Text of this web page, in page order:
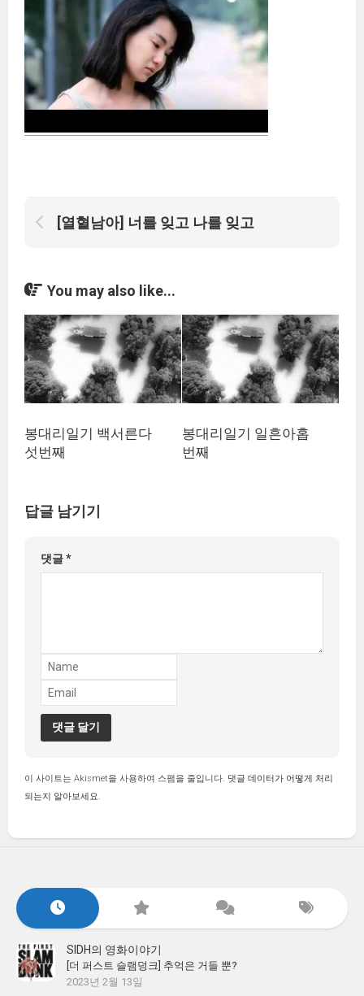
[열혈남아] 너를 잊고 나를 잊고
You may also like...
봉대리일기 백서른다
섯번째
봉대리일기 일흔아홉
번째
답글 남기기
댓글*
이 사이트는 Akismet을 사용하여 스팸을 줄입니다. 댓글 데이터가 어떻게 처리
되는지 알아보세요.
SIDH의 영화이야기
[더 퍼스트 슬램덩크] 추억은 거들 뿐?
2023년 2월 13일